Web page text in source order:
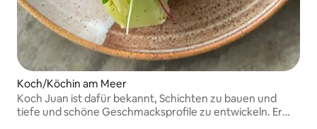
Koch/Köchin am Meer
Koch Juan ist dafür bekannt, Schichten zu bauen und
tiefe und schöne Geschmacksprofile zu entwickeln. Er